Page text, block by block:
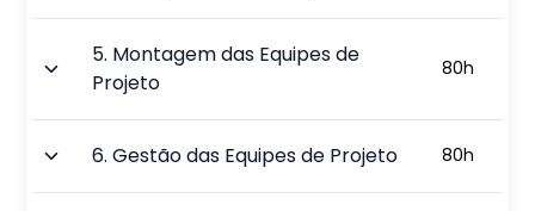
5. Montagem das Equipes de
Projeto
80h
6.Gestão das Equipes de Projeto 80h